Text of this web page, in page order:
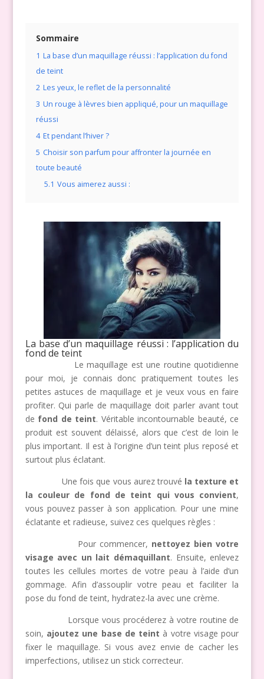
Sommaire
1 La base d’un maquillage réussi : l’application du fond
de teint
2 Les yeux, le reflet de la personnalité
3 Un rouge à lèvres bien appliqué, pour un maquillage
réussi
4 Et pendant l’hiver ?
5 Choisir son parfum pour affronter la journée en
toute beauté
5.1 Vous aimerez aussi :
La base d’un maquillage réussi : l’application du
fond de teint
Le maquillage est une routine quotidienne
pour moi, je connais donc pratiquement toutes les
petites astuces de maquillage et je veux vous en faire
profiter. Qui parle de maquillage doit parler avant tout
de fond de teint. Véritable incontournable beauté, ce
produit est souvent délaissé, alors que c’est de loin le
plus important. Il est à l’origine d’un teint plus reposé et
surtout plus éclatant.
Une fois que vous aurez trouvé la texture et
la couleur de fond de teint qui vous convient,
vous pouvez passer à son application. Pour une mine
éclatante et radieuse, suivez ces quelques règles :
Pour commencer, nettoyez bien votre
visage avec un lait démaquillant. Ensuite, enlevez
toutes les cellules mortes de votre peau à l’aide d’un
gommage. Afin d’assouplir votre peau et faciliter la
pose du fond de teint, hydratez-la avec une crème.
Lorsque vous procéderez à votre routine de
soin, ajoutez une base de teint à votre visage pour
fixer le maquillage. Si vous avez envie de cacher les
imperfections, utilisez un stick correcteur.